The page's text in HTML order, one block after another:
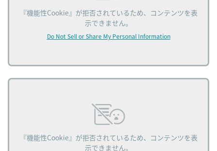
『機能性Cookie』が拒否されているため、コンテンツを表
示できません。
Do Not Sell or Share My Personal Information
『機能性Cookie』が拒否されているため、コンテンツを表
示できません。